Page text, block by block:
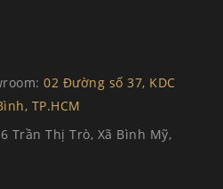
02 Đường số 37, KDC
TP.HCM
Trần Thị Trò, Xã Bình Mỹ,